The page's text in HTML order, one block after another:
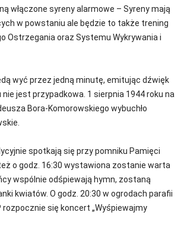
włączone syreny alarmowe – Syreny mają
w powstaniu ale będzie to także trening
Ostrzegania oraz Systemu Wykrywania i
wyć przez jedną minutę, emitując dźwięk
nie jest przypadkowa. 1 sierpnia 1944 roku na
Bora-Komorowskiego wybuchło
spotkają się przy pomniku Pamięci
o godz. 16:30 wystawiona zostanie warta
wspólnie odśpiewają hymn, zostaną
kwiatów. O godz. 20:30 w ogrodach parafii
rozpocznie się koncert „Wyśpiewajmy